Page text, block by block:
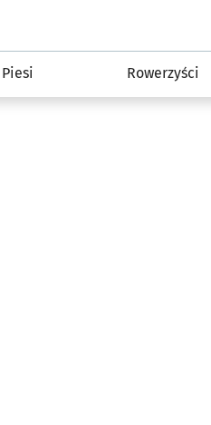
Komunikacja
Piesi Rowerzyści